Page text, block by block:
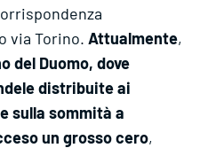
via Torino. Attualmente,
del Duomo, dove
distribuite ai
sulla sommità a
un grosso cero,